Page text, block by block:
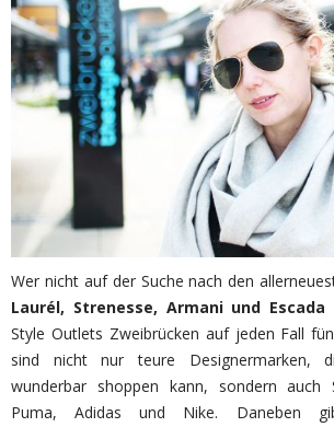
Wer nicht auf der Suche nach den
Laurél, Strenesse, Armani und Escada
Style Outlets Zweibrücken auf jeden Fall
sind nicht nur teure Designermarken,
wunderbar shoppen kann, sondern auch
Puma, Adidas und Nike. Daneben